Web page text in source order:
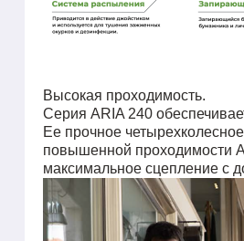
Высокая проходимость.
Серия ARIA 240
Ее прочное
повышенной проходимости
максимальное сцепление с